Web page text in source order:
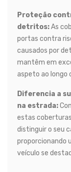
Proteção
detritos:As
portas contra
causados por
mantêm em
aspeto ao longo
Diferencia a
na estrada:
estas
distinguir o seu
proporcionando
veículo se